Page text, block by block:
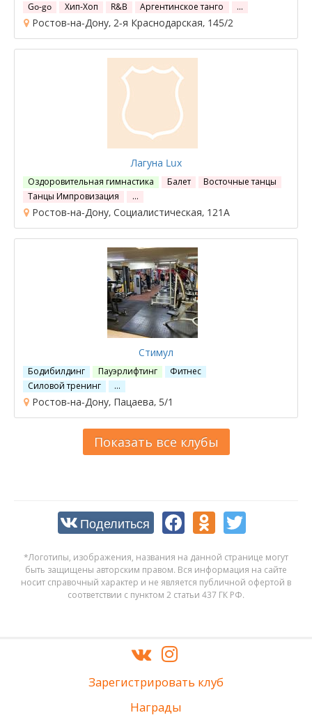
Go-go Хип-Хоп R&B Аргентинское танго …
Ростов-на-Дону, 2-я Краснодарская, 145/2
Лагуна Lux
Оздоровительная гимнастика Балет
Восточные танцы
Танцы Импровизация
…
Ростов-на-Дону, Социалистическая, 121А
Стимул
Бодибилдинг Пауэрлифтинг
Фитнес
Силовой тренинг
…
Ростов-на-Дону, Пацаева, 5/1
Показать все клубы
Поделиться
*Логотипы, изображения, названия на данной странице могут
быть защищены авторским правом. Вся информация на сайте
носит справочный характер и не является публичной офертой в
соответствии с пунктом 2 статьи 437 ГК РФ.
Зарегистрировать клуб
Награды